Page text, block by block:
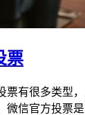
票
票有很多类型
微信官方投票